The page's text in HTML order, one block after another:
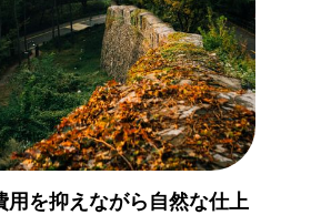
用を抑えながら自然な仕上